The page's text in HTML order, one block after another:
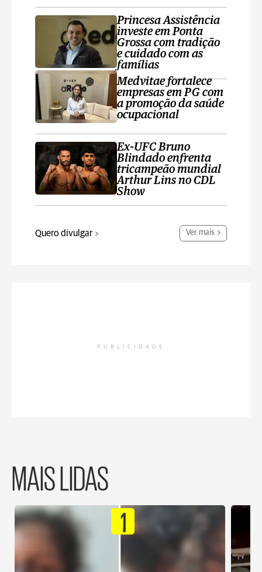
Princesa Assistência
investe em Ponta
Grossa com tradição
e cuidado com as
famílias
Medvitae fortalece
empresas em PG com
a promoção da saúde
ocupacional
Ex-UFC Bruno
Blindado enfrenta
tricampeão mundial
Arthur Lins no CDL
Show
Quero divulgar Ver mais
PUBLICIDADE
MAIS LIDAS
1